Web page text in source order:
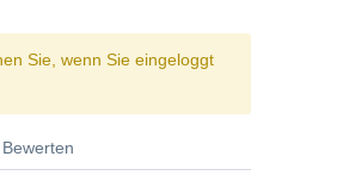
Sie, wenn Sie eingeloggt
Bewerten